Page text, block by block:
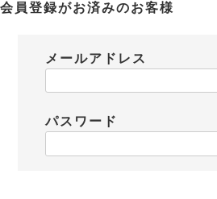
会員登録がお済みのお客様
メールアドレス
パスワード